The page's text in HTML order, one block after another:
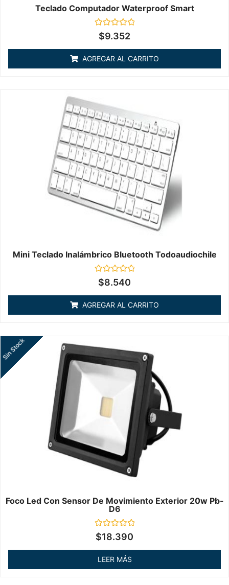
Teclado Computador Waterproof Smart
Valorado
en
de
5
$9.352
AGREGAR AL CARRITO
Mini Teclado Inalámbrico Bluetooth Todoaudiochile
Valorado
en
de
5
$8.540
AGREGAR AL CARRITO
Foco Led Con Sensor De Movimiento Exterior 20w Pb-
D6
Valorado
en
de
Sin Stock
$18.390
LEER MÁS